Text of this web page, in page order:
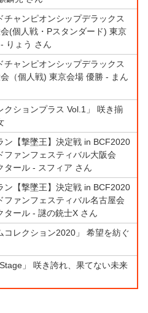
チャンピオンシップデラックス
(個人戦・Pスタンダード) 東京
りょう さん
チャンピオンシップデラックス
（個人戦) 東京会場 優勝 - まん
クションプラス Vol.1」 咲き揃
ン【撃墜王】決定戦 in BCF2020
ファンフェスティバル大阪会
ール - スフィア さん
ン【撃墜王】決定戦 in BCF2020
ファンフェスティバル名古屋会
ール - 謎の銃士X さん
コレクション2020」 希望を紡ぐ
Stage」 咲き誇れ、果てない未来